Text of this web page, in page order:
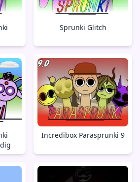
Sprunki Glitch
Incredibox Parasprunki 9